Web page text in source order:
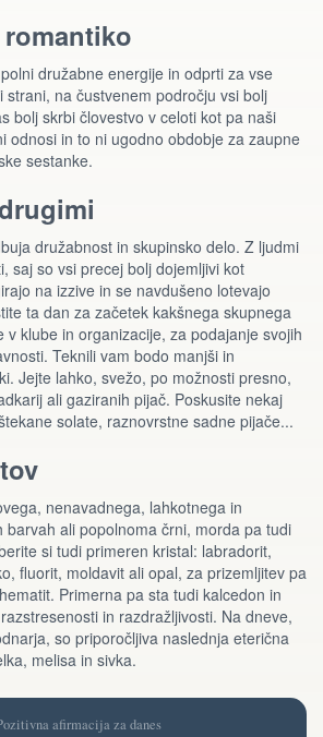
družabne energije in odprti za vse
strani, na čustvenem področju vsi bolj
bolj skrbi človestvo v celoti kot pa naši
odnosi in to ni ugodno obdobje za zaupne
sestanke.
družabnost in skupinsko delo. Z ljudmi
saj so vsi precej bolj dojemljivi kot
na izzive in se navdušeno lotevajo
ta dan za začetek kakšnega skupnega
v klube in organizacije, za podajanje svojih
Teknili vam bodo manjši in
Jejte lahko, svežo, po možnosti presno,
ali gaziranih pijač. Poskusite nekaj
solate, raznovrstne sadne pijače...
nenavadnega, lahkotnega in
barvah ali popolnoma črni, morda pa tudi
si tudi primeren kristal: labradorit,
fluorit, moldavit ali opal, za prizemljitev pa
Primerna pa sta tudi kalcedon in
in razdražljivosti. Na dneve,
so priporočljiva naslednja eterična
melisa in sivka.
afirmacija za danes